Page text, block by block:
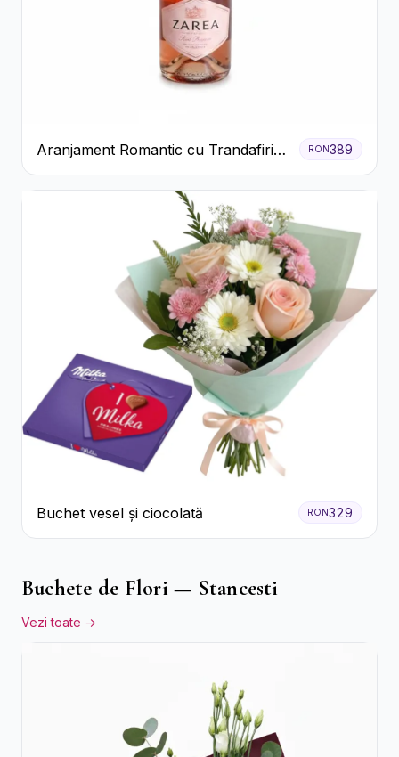
Aranjament Romantic cu Trandafiri
Roșii și Șampanie rose
RON389
Buchet vesel și ciocolată RON329
Buchete de Flori — Stancesti
Vezi toate →